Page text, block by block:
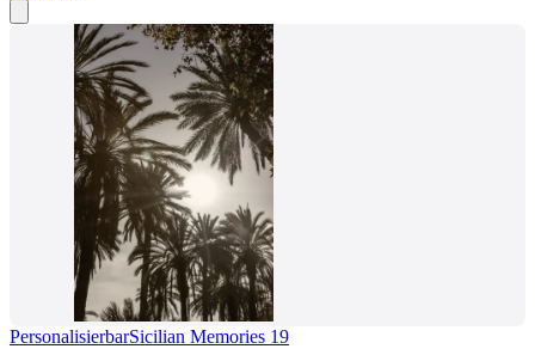
PersonalisierbarSicilian Memories 19